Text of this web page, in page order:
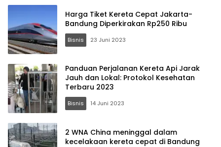
Harga Tiket Kereta Cepat Jakarta-
Bandung Diperkirakan Rp250 Ribu
Bisnis 23 Juni 2023
Panduan Perjalanan Kereta Api Jarak
Jauh dan Lokal: Protokol Kesehatan
Terbaru 2023
Bisnis 14 Juni 2023
2 WNA China meninggal dalam
kecelakaan kereta cepat di Bandung